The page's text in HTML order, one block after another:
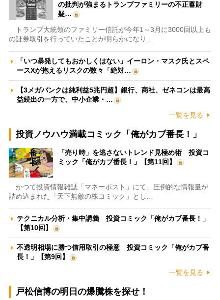
の批判が強まるトランプファミリーの不正蓄財
疑…
トランプ大統領のファミリー信託が今年1～3月に3000回以上も
の証券取引を行っていたことが明らかになり…
「いつ暴発してもおかしくはない」イーロン・マスク氏とスペ
ースXが抱えるリスクの数々「絶対…
【3メガバンクは純利益5兆円超】銀行、商社、ゼネコンは最高
益続出の一方で、中小企業・…
一覧を見る
投資ノウハウ満載コミック「俺がカブ番長！」
「売り時」を逃さないトレンド見極め術 投資コ
ミック「俺がカブ番長！」【第11回】
かつて投資情報雑誌「マネーポスト」にて、圧倒的な情報量が
詰め込まれた「天下無敵の株コミック」とし…
テクニカル分析・集中講義 投資コミック「俺がカブ番長！」
【第10回】
不透明相場に勝つ信用取引の極意 投資コミック「俺がカブ番
長！」【第9回】
一覧を見る
戸松信博の明日の爆騰株を探せ！